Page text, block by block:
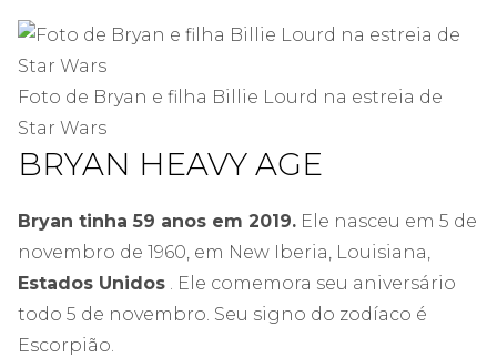
Foto de Bryan e filha Billie Lourd na estreia de
Star Wars
BRYAN HEAVY AGE
Bryan tinha 59 anos em 2019. Ele nasceu em 5 de
novembro de 1960, em New Iberia, Louisiana,
Estados Unidos . Ele comemora seu aniversário
todo 5 de novembro. Seu signo do zodíaco é
Escorpião.